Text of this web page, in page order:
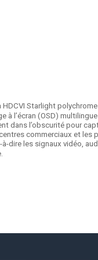
Starlight
l’écran (OSD)
dans l’obscurité pour
commerciaux et les
dire les signaux vidéo,